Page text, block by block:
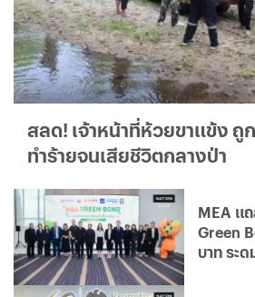
สลด! เจ้าหน้าที่ห้วยขาแข้ง ถู
ทำร้ายจนเสียชีวิตกลางป่า
MEA แ
Green
บาท ระ